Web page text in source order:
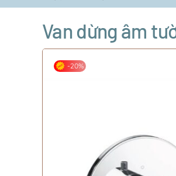
Van dừng âm
-20%